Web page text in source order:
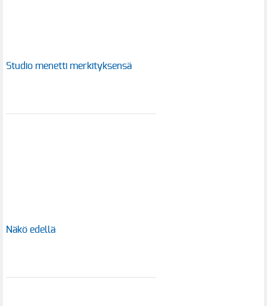
Studio menetti merkityksensä
Näkö edellä